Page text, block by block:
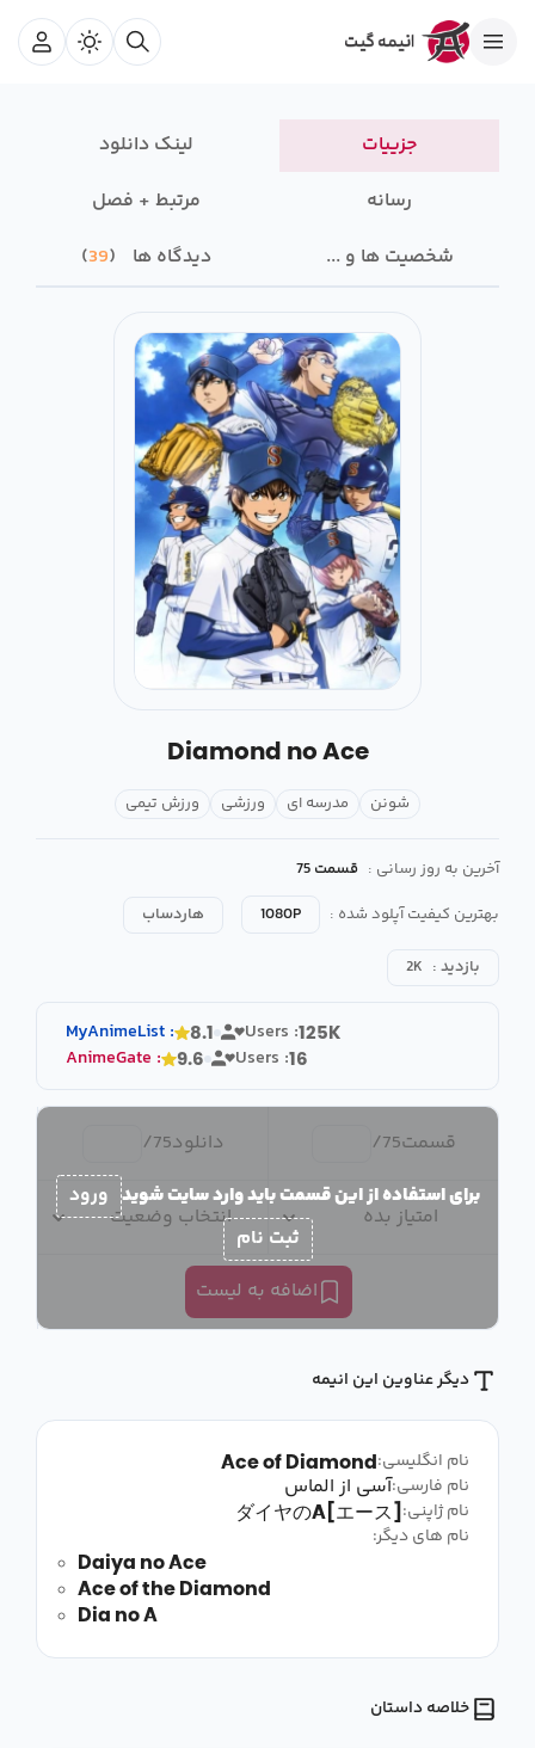
جزییات
لینک دانلود
رسانه‌
مرتبط + فصل
شخصیت ها و ...
دیدگاه ها 39
Diamond no Ace
شونن مدرسه ای ورزشی ورزش تیمی
آخرین به روز رسانی : قسمت 75
بهترین کیفیت آپلود شده :
1080P هاردساب
بازدید : 2K
MyAnimeList : 8.1 Users :125K
AnimeGate : 9.6 Users :16
قسمت75
/ دانلود75
/
امتیاز بده انتخاب وضعیت
اضافه به لیست
برای استفاده از این قسمت باید وارد سایت شوید ورود
ثبت نام
دیگر عناوین این انیمه
نام انگلیسی:Ace of Diamond
نام فارسی:آسی از الماس
نام ژاپنی:ダイヤのA[エース]
نام های دیگر:
Daiya no Ace
Ace of the Diamond
Dia no A
خلاصه داستان